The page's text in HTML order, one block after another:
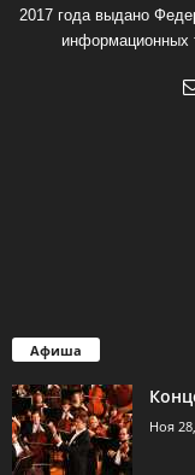
2017 года выдано
информационных
Афиша
Ноя